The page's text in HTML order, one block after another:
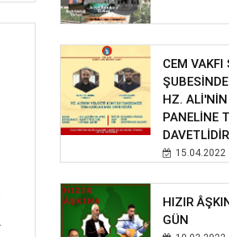
CEM VAKFI
HZ. ALİ'NİN
PANELİNE
DAVETLİDİR
15.04.2022
HIZIR
GÜN